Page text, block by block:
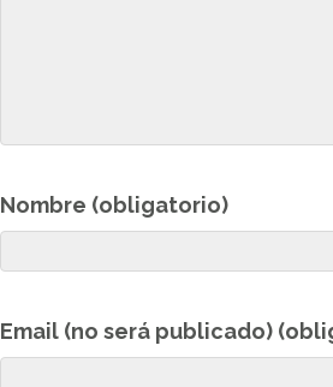
Nombre (obligatorio)
Email (no será publicado)